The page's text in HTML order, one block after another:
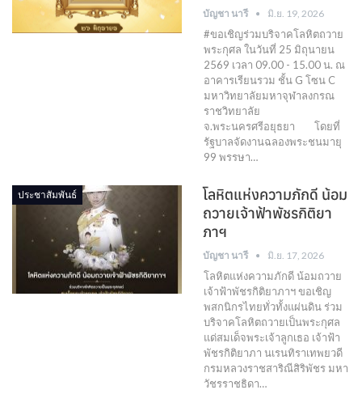
บัญชา นารี มิ.ย. 19, 2026
#ขอเชิญร่วมบริจาคโลหิตถวาย
พระกุศล ในวันที่ 25 มิถุนายน
2569 เวลา 09.00 - 15.00 น. ณ
อาคารเรียนรวม ชั้น G โซน C
มหาวิทยาลัยมหาจุฬาลงกรณ
ราชวิทยาลัย
จ.พระนครศรีอยุธยา โดยที่
รัฐบาลจัดงานฉลองพระชนมายุ
99 พรรษา…
ประชาสัมพันธ์
โลหิตแห่งความภักดี น้อม
ถวายเจ้าฟ้าพัชรกิติยา
ภาฯ
บัญชา นารี มิ.ย. 17, 2026
โลหิตแห่งความภักดี น้อมถวาย
เจ้าฟ้าพัชรกิติยาภาฯ ขอเชิญ
พสกนิกรไทยทั่วทั้งแผ่นดิน ร่วม
บริจาคโลหิตถวายเป็นพระกุศล
แด่สมเด็จพระเจ้าลูกเธอ เจ้าฟ้า
พัชรกิติยาภา นเรนทิราเทพยวดี
กรมหลวงราชสาริณีสิริพัชร มหา
วัชรราชธิดา…